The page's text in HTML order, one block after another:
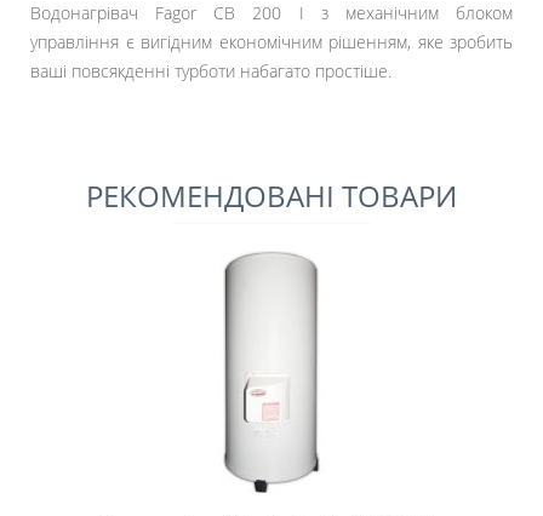
Водонагрівач Fagor CB 200 I з механічним блоком
управління є вигідним економічним рішенням, яке зробить
ваші повсякденні турботи набагато простіше.
РЕКОМЕНДОВАНІ ТОВАРИ